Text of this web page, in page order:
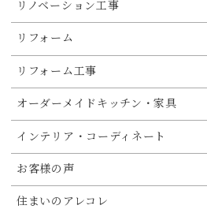
リノベーション工事
リフォーム
リフォーム工事
オーダーメイドキッチン・家具
インテリア・コーディネート
お客様の声
住まいのアレコレ